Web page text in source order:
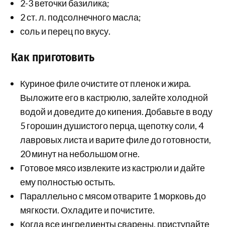
2-3 веточки базилика;
2 ст. л. подсолнечного масла;
соль и перец по вкусу.
Как приготовить
Куриное филе очистите от пленок и жира.
Выложите его в кастрюлю, залейте холодной
водой и доведите до кипения. Добавьте в воду
5 горошин душистого перца, щепотку соли, 4
лавровых листа и варите филе до готовности,
20 минут на небольшом огне.
Готовое мясо извлеките из кастрюли и дайте
ему полностью остыть.
Параллельно с мясом отварите 1 морковь до
мягкости. Охладите и почистите.
Когда все ингредиенты сварены, приступайте